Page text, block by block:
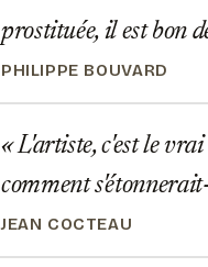
prostituée, il est bon
PHILIPPE BOUVARD
L'artiste, c'est le
comment
JEAN COCTEAU